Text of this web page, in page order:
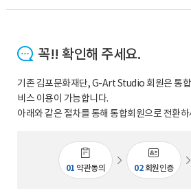
꼭!! 확인해 주세요.
기존 김포문화재단, G-Art Studio 회원은 통
비스 이용이 가능합니다.
아래와 같은 절차를 통해 통합회원으로 전환
01 약관동의 02회원인증